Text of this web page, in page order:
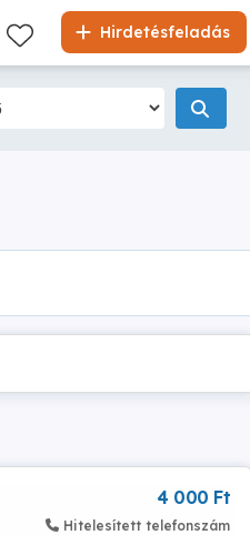
Hirdetésfeladás
4 000 Ft
Hitelesített telefonszám